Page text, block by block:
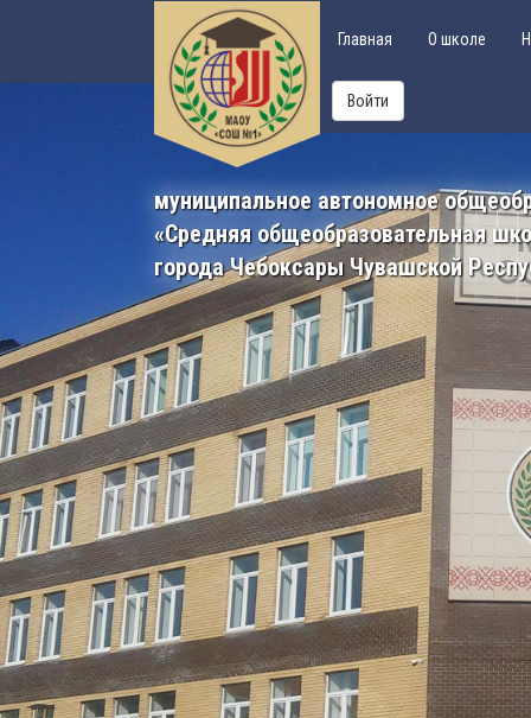
Главная О школе
Войти
муниципальное автономное
«Средняя общеобразовательная
города Чебоксары Чувашской